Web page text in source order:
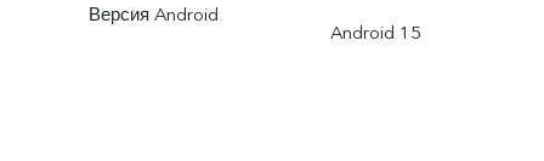
Версия Android
Android 15